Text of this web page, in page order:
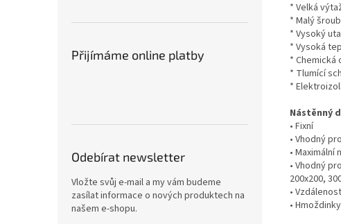
Přijímáme online platby
Odebírat newsletter
Vložte svůj e-mail a my vám budeme
zasílat informace o nových produktech na
našem e-shopu.
* Velká
* Malý
* Vysoký
* Vysoká
* Chemická
* Tlumící
*
Nástěnný
• Fixní
• Vhodný
•
• Vhodný
200x200,
•
• Hmoždinky